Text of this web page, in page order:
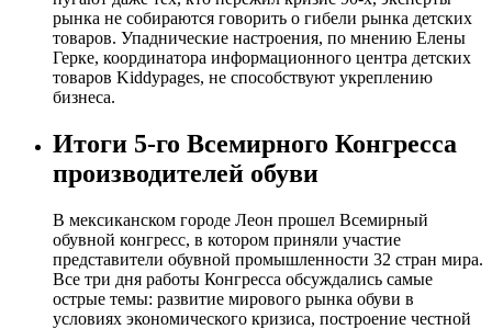
рынка не собираются говорить о гибели рынка детских
товаров. Упаднические настроения, по мнению Елены
Герке, координатора информационного центра детских
товаров Kiddypages, не способствуют укреплению
бизнеса.
Итоги 5-го Всемирного Конгресса
производителей обуви
В мексиканском городе Леон прошел Всемирный
обувной конгресс, в котором приняли участие
представители обувной промышленности 32 стран мира.
Все три дня работы Конгресса обсуждались самые
острые темы: развитие мирового рынка обуви в
условиях экономического кризиса, построение честной